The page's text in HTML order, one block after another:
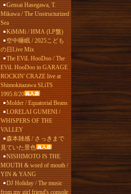
Gensai Hasegawa, T.
Mikawa / The Unstructurized
Sea
KiMiMi / ИМА (LP盤)
空中睡眠 / 2025こども
の日Live Mix
The EViL HooDoo / The
EViL HooDoo in GARAGE
ROCKIN' CRAZE live at
Shimokitazawa SLiTS
1995.8/20
Molder / Equatorial Beans
LORELAI GUMENI /
WHISPERS OF THE
VALLEY
森本雑感 / さっきまで
見ていた景色
NISHIMOTO IS THE
MOUTH & word of mouth /
YIN & YANG
DJ Holiday / The music
from my girl friend's console